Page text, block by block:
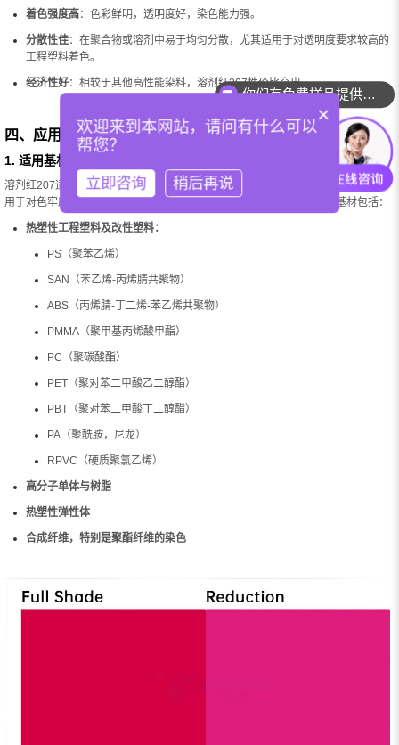
着色强度高：色彩鲜明，透明度好，染色能力强。
分散性佳：在聚合物或溶剂中易于均匀分散，尤其适用于对透明度要求较高的
工程塑料着色。
经济性好：相较于其他高性能染料，溶剂红207性价比突出。
四、应用领域
1. 适用基材
溶剂红207适用于各种热塑性塑料、高分子材料聚合物和合成材料的着色，特别适
用于对色牢度、耐热性和透明度要求较高的工程塑料领域。常见的适用基材包括：
热塑性工程塑料及改性塑料：
PS（聚苯乙烯）
SAN（苯乙烯-丙烯腈共聚物）
ABS（丙烯腈-丁二烯-苯乙烯共聚物）
PMMA（聚甲基丙烯酸甲酯）
PC（聚碳酸酯）
PET（聚对苯二甲酸乙二醇酯）
PBT（聚对苯二甲酸丁二醇酯）
PA（聚酰胺，尼龙）
RPVC（硬质聚氯乙烯）
高分子单体与树脂
热塑性弹性体
合成纤维，特别是聚酯纤维的染色
你们有免费样品提供吗？
×
欢迎来到本网站，请问有什么可以
帮您？
立即咨询 稍后再说